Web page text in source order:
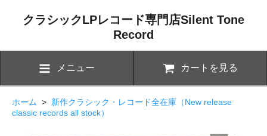
クラシックLPレコード専門店Silent Tone
Record
メニュー カートを見る
ホーム > 新作クラシック・レコード全在庫（New release
classic records all stock）